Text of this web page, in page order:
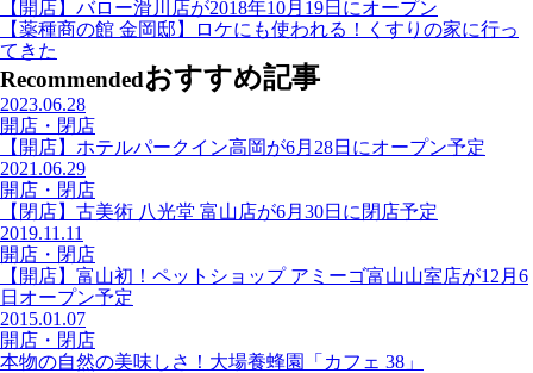
【開店】バロー滑川店が2018年10月19日にオープン
【薬種商の館 金岡邸】ロケにも使われる！くすりの家に行っ
てきた
Recommendedおすすめ記事
2023.06.28
開店・閉店
【開店】ホテルパークイン高岡が6月28日にオープン予定
2021.06.29
開店・閉店
【閉店】古美術 八光堂 富山店が6月30日に閉店予定
2019.11.11
開店・閉店
【開店】富山初！ペットショップ アミーゴ富山山室店が12月6
日オープン予定
2015.01.07
開店・閉店
本物の自然の美味しさ！大場養蜂園「カフェ 38」